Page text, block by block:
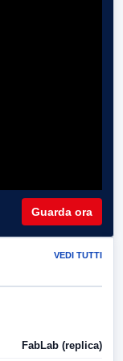
Guarda ora
VEDI TUTTI
FabLab (replica)